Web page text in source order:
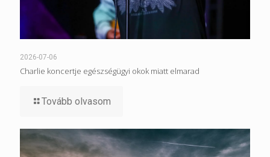
2026-07-06
Charlie koncertje egészségügyi okok miatt elmarad
Tovább olvasom